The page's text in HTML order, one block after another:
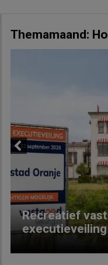
Themamaand:
Recreatief